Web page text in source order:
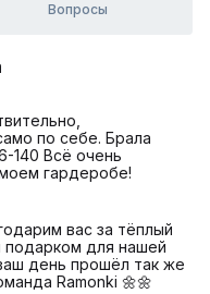
Вопросы
по себе. Брала
140 Всё очень
гардеробе!
вас за тёплый
для нашей
день прошёл так же
Ramonki 🌼🌼